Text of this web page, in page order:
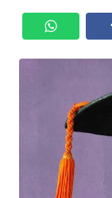
KHAS
HUKRIM
PERISTIWA